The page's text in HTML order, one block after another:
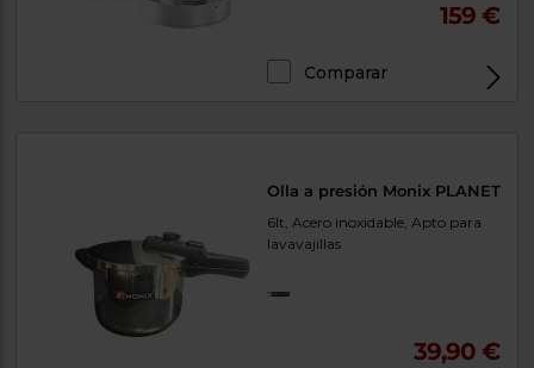
159 €
Comparar
Olla a presión Monix PLANET
6lt, Acero inoxidable, Apto para
lavavajillas
39,90 €